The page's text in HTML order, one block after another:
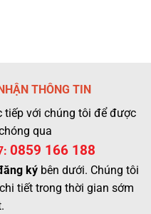
THÔNG TIN
tiếp với chúng tôi để được
qua
0859 166 188
kýbên dưới. Chúng tôi
tiết trong thời gian sớm